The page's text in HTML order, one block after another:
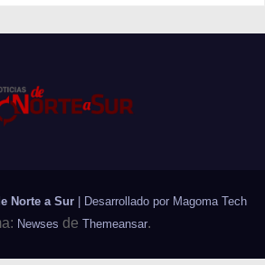
Norte a Sur | Desarrollado por Magoma Tech
Newses de Themeansar.